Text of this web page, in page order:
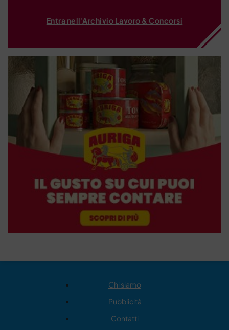
Entra nell'Archivio Lavoro & Concorsi
Chi siamo
Pubblicità
Contatti